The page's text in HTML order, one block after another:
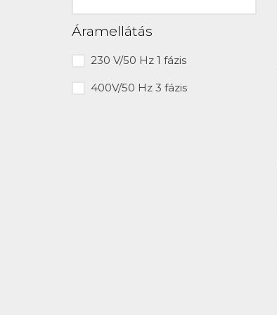
Áramellátás
230 V/50 Hz 1 fázis
400V/50 Hz 3 fázis